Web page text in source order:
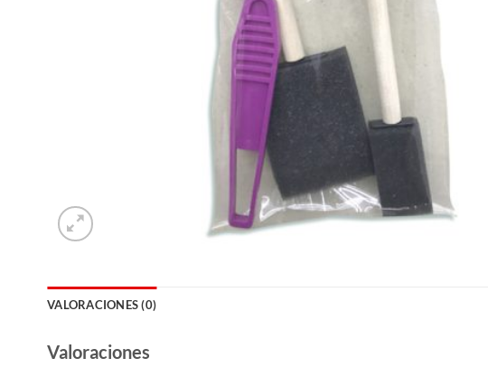
VALORACIONES (0)
Valoraciones